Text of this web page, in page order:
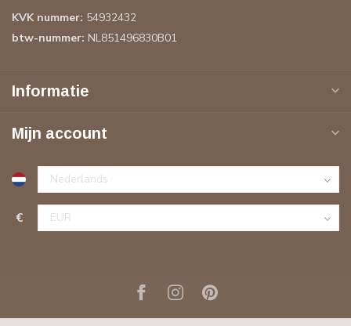
KVK nummer: 54932432
btw-nummer: NL851496830B01
Informatie
Mijn account
€